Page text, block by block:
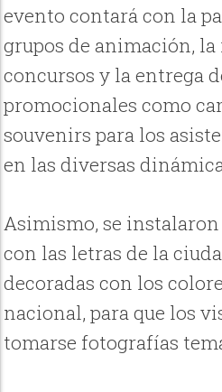
evento contará con la
grupos de animación,
concursos y la entrega
promocionales como
souvenirs para los
en las diversas
Asimismo, se
con las letras de la
decoradas con los
nacional, para que los
tomarse fotografías